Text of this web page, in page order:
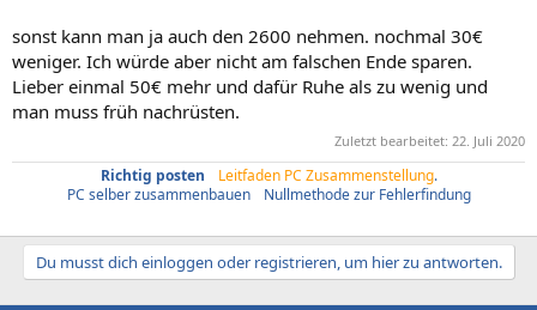
sonst kann man ja auch den 2600 nehmen. nochmal 30€
weniger. Ich würde aber nicht am falschen Ende sparen.
Lieber einmal 50€ mehr und dafür Ruhe als zu wenig und
man muss früh nachrüsten.
Zuletzt bearbeitet: 22. Juli 2020
Richtig posten Leitfaden PC Zusammenstellung.
PC selber zusammenbauen
Nullmethode zur Fehlerfindung
Du musst dich einloggen oder registrieren, um hier zu antworten.